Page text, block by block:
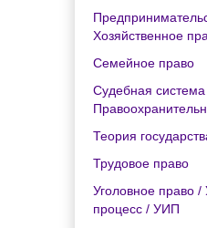
Хозяйственное
Семейное право
Судебная
Теория
Трудовое право
Уголовное право /
процесс / УИП